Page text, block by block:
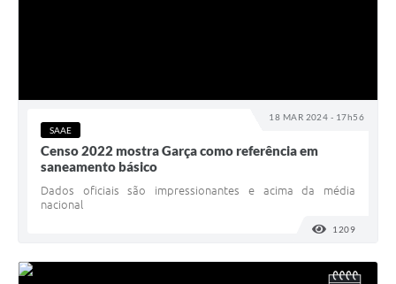
18 MAR 2024 - 17h56
SAAE
Censo 2022 mostra Garça como referência em
saneamento básico
Dados oficiais são impressionantes e acima da média
nacional
1209